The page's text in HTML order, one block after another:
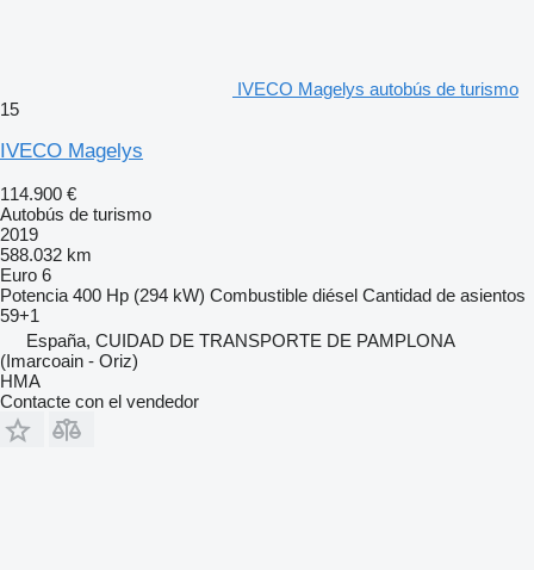
IVECO Magelys autobús de turismo
15
IVECO Magelys
114.900 €
Autobús de turismo
2019
588.032 km
Euro 6
Potencia 400 Hp (294 kW) Combustible diésel Cantidad de asientos
59+1
España, CUIDAD DE TRANSPORTE DE PAMPLONA
(Imarcoain - Oriz)
HMA
Contacte con el vendedor